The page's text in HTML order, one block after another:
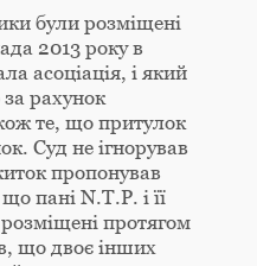
були розміщені
2013 року в
асоціація, і який
рахунок
те, що притулок
Суд не ігнорував
пропонував
пані N.T.P. і її
протягом
що двоє інших